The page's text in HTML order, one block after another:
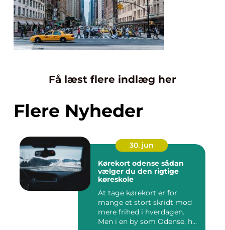
Få læst flere indlæg her
Flere Nyheder
30. jun
Kørekort odense sådan
vælger du den rigtige
køreskole
At tage kørekort er for
mange et stort skridt mod
mere frihed i hverdagen.
Men i en by som Odense, h...